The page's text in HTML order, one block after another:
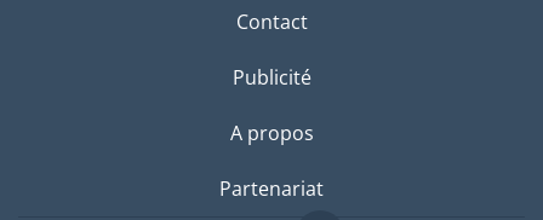
Contact
Publicité
A propos
Partenariat